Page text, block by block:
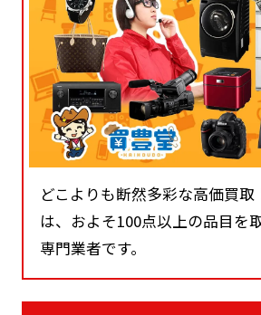
どこよりも断然多彩な高価買取
は、およそ100点以上の品目を
専門業者です。